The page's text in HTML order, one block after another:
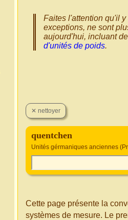
Faites l'attention qu'il
exceptions, ne sont
aujourd'hui, incluant
d'unités de poids.
quentchen
Unités gérmaniques anciennes
Cette page présente la
systèmes de mesure. Le